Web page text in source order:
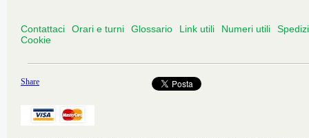
Contattaci Orari e turni Glossario Link utili Numeri utili
Cookie
Share